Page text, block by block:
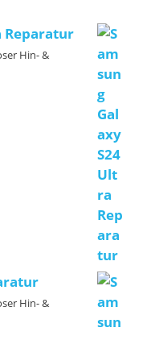
Reparatur
Hin- &
Hin- &